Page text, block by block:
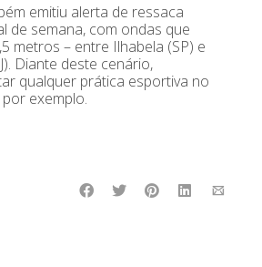
emitiu alerta de ressaca
de semana, com ondas que
metros – entre Ilhabela (SP) e
Diante deste cenário,
qualquer prática esportiva no
exemplo.